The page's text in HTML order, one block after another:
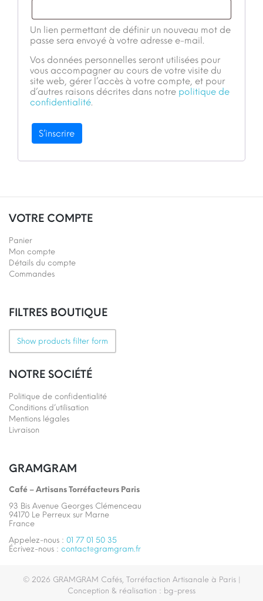
Un lien permettant de définir un nouveau mot de
passe sera envoyé à votre adresse e-mail.
Vos données personnelles seront utilisées pour
vous accompagner au cours de votre visite du
site web, gérer l’accès à votre compte, et pour
d’autres raisons décrites dans notre politique de
confidentialité.
S’inscrire
VOTRE COMPTE
Panier
Mon compte
Détails du compte
Commandes
FILTRES BOUTIQUE
Show products filter form
NOTRE SOCIÉTÉ
Politique de confidentialité
Conditions d’utilisation
Mentions légales
Livraison
GRAMGRAM
Café – Artisans Torréfacteurs Paris
93 Bis Avenue Georges Clémenceau
94170 Le Perreux sur Marne
France
Appelez-nous : 01 77 01 50 35
Écrivez-nous : contact@gramgram.fr
© 2026 GRAMGRAM Cafés, Torréfaction Artisanale à Paris|
Conception & réalisation : bg-press